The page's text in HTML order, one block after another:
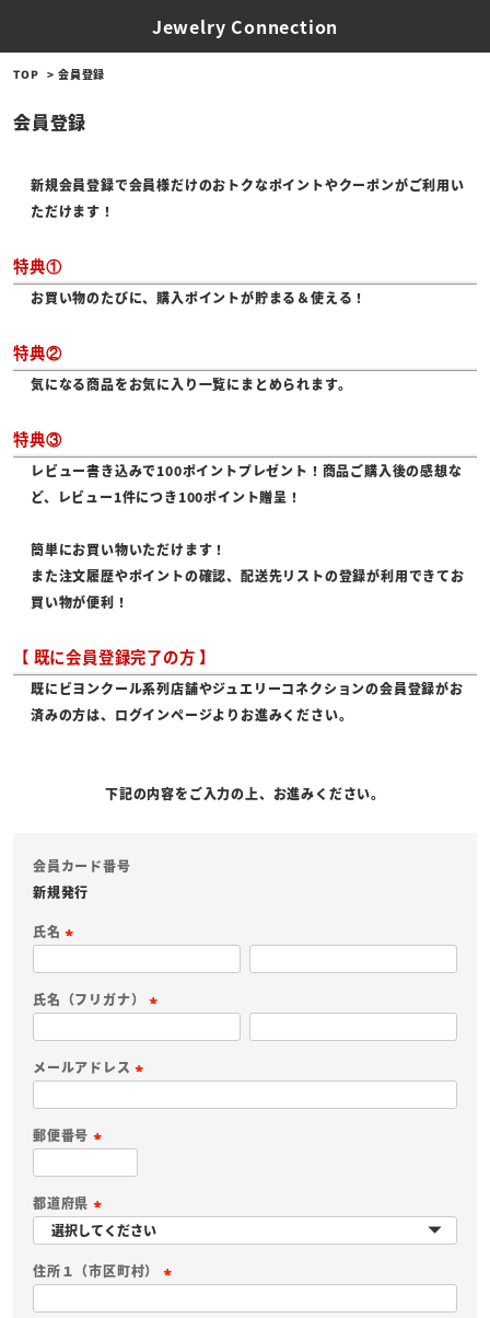
Jewelry Connection
TOP 会員登録
会員登録
新規会員登録で会員様だけのおトクなポイントやクーポンがご利用い
ただけます！
特典①
お買い物のたびに、購入ポイントが貯まる＆使える！
特典②
気になる商品をお気に入り一覧にまとめられます。
特典③
レビュー書き込みで100ポイントプレゼント！商品ご購入後の感想な
ど、レビュー1件につき100ポイント贈呈！
簡単にお買い物いただけます！
また注文履歴やポイントの確認、配送先リストの登録が利用できてお
買い物が便利！
【 既に会員登録完了の方 】
既にビヨンクール系列店舗やジュエリーコネクションの会員登録がお
済みの方は、ログインページよりお進みください。
下記の内容をご入力の上、お進みください。
会員カード番号
新規発行
氏名
必
須
)
氏名（フリガナ）
須
)
メールアドレス
須
)
郵便番号
須
)
都道府県
(
必
須
住所１（市区町村）